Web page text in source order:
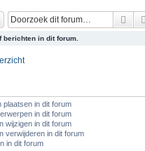
Zoek
berichten in dit forum.
plaatsen in dit forum
in dit forum
wijzigen in dit forum
verwijderen in dit forum
in dit forum